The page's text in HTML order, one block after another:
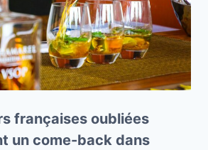
françaises oubliées
un come-back dans